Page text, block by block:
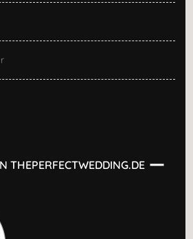
THEPERFECTWEDDING.DE